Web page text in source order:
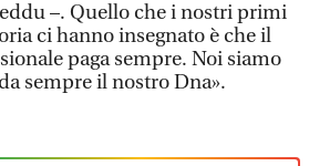
–. Quello che i nostri primi
ci hanno insegnato è che il
paga sempre. Noi siamo
sempre il nostro Dna».